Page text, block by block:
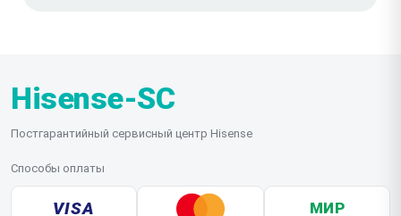
Hisense-SC
Постгарантийный сервисный центр Hisense
Способы оплаты
VISA МИР